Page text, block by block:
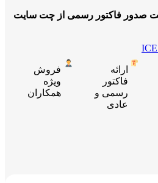
صدور فاکتور رسمی از چت سایت
ارائه
فاکتور
رسمی و
عادی
فروش
ویژه
همکاران